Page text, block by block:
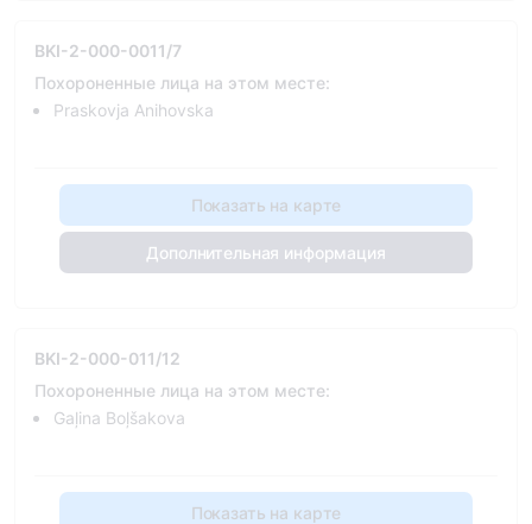
BKI-2-000-0011/7
Похороненные лица на этом месте:
Praskovja Anihovska
Показать на карте
Дополнительная информация
BKI-2-000-011/12
Похороненные лица на этом месте:
Gaļina Boļšakova
Показать на карте